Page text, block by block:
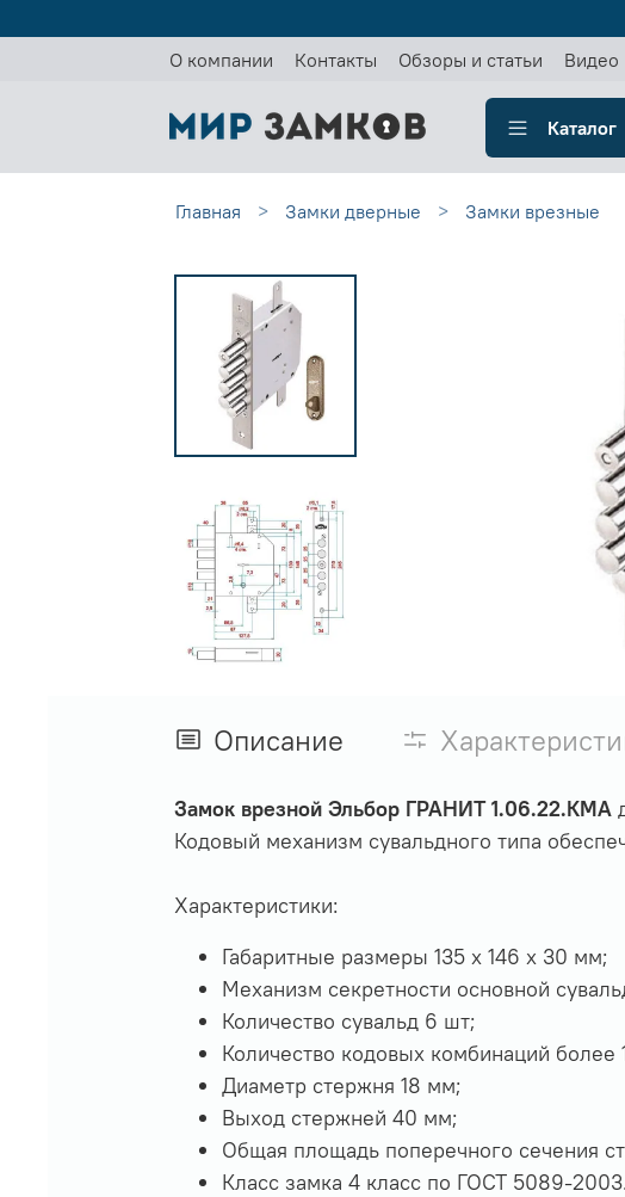
О компании Контакты Обзоры и статьи Видео
Каталог
Главная Замки дверные Замки врезные
Описание
Замок врезной Эльбор ГРАНИТ 1.06.22.КМА
Кодовый механизм сувальдного типа
Характеристики:
Габаритные размеры 135 х 146 х 30 мм;
Механизм секретности основной
Количество сувальд 6 шт;
Количество кодовых комбинаций более
Диаметр стержня 18 мм;
Выход стержней 40 мм;
Общая площадь поперечного сечения
Класс замка 4 класс по ГОСТ 5089-2003.